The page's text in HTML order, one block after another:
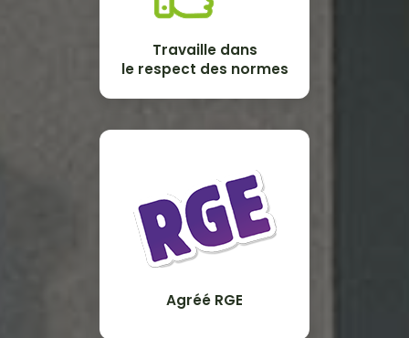
Travaille dans
le respect des normes
Agréé RGE